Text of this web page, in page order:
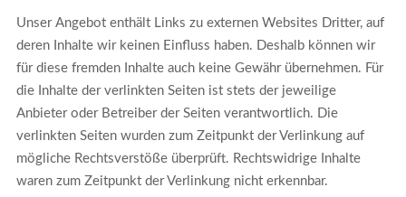
Unser Angebot enthält Links zu externen Websites Dritter, auf
deren Inhalte wir keinen Einfluss haben. Deshalb können wir
für diese fremden Inhalte auch keine Gewähr übernehmen. Für
die Inhalte der verlinkten Seiten ist stets der jeweilige
Anbieter oder Betreiber der Seiten verantwortlich. Die
verlinkten Seiten wurden zum Zeitpunkt der Verlinkung auf
mögliche Rechtsverstöße überprüft. Rechtswidrige Inhalte
waren zum Zeitpunkt der Verlinkung nicht erkennbar.